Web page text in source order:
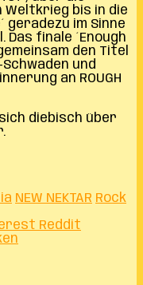
bis in die
geradezu im Sinne
Das finale ´Enough
den Titel
und
an ROUGH
diebisch über
NEW NEKTAR Rock
Reddit